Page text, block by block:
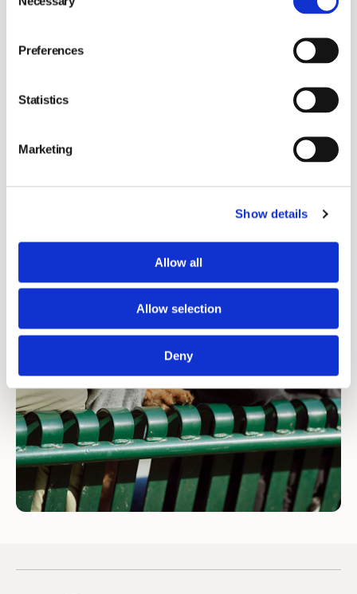
Selection
Preferences
Statistics
Marketing
Show details
Allow all
Allow selection
Deny